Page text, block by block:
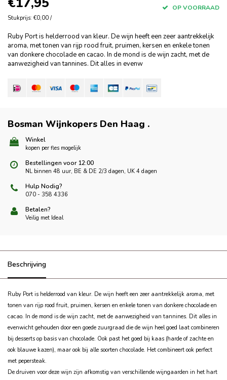
Stukprijs: €0,00 /
OP VOORRAAD
Ruby Port is helderrood van kleur. De wijn heeft een zeer aantrekkelijk
aroma, met tonen van rijp rood fruit, pruimen, kersen en enkele tonen
van donkere chocolade en cacao. In de mond is de wijn zacht, met de
aanwezigheid van tannines. Dit alles in evenw
Bosman Wijnkopers Den Haag .
Winkel
kopen per fles mogelijk
Bestellingen voor 12:00
NL binnen 48 uur, BE & DE 2/3 dagen, UK 4 dagen
Hulp Nodig?
070 - 358 4336
Betalen?
Veilig met Ideal
Beschrijving
Ruby Port is helderrood van kleur. De wijn heeft een zeer aantrekkelijk aroma, met
tonen van rijp rood fruit, pruimen, kersen en enkele tonen van donkere chocolade en
cacao. In de mond is de wijn zacht, met de aanwezigheid van tannines. Dit alles in
evenwicht gehouden door een goede zuurgraad die de wijn heel goed laat combineren
bij desserts op basis van chocolade. Ook past het goed bij kaas (harde of zachte en
ook blauwe kazen), maar ook bij alle soorten chocolade. Het combineert ook perfect
met pepersteak.
De druiven voor deze wijn zijn afkomstig van verschillende wijngaarden in het hart